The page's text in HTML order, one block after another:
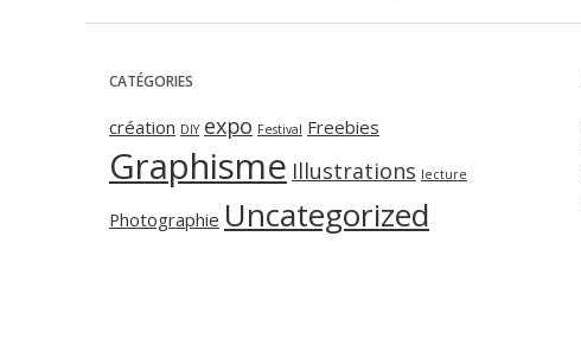
CATÉGORIES
création DIY expo Festival Freebies
Graphisme Illustrations lecture
Photographie Uncategorized